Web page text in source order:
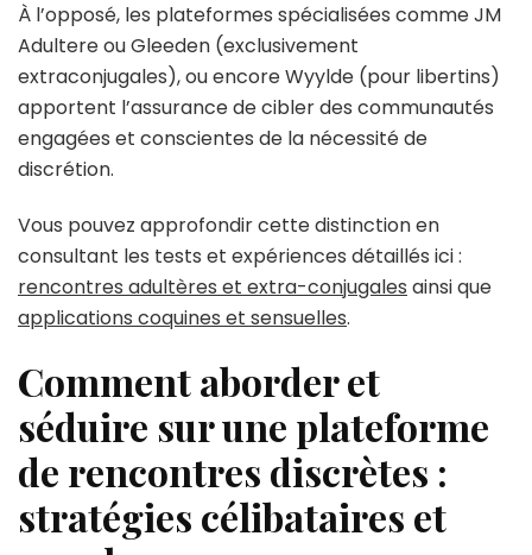
À l’opposé, les plateformes spécialisées comme JM
Adultere ou Gleeden (exclusivement
extraconjugales), ou encore Wyylde (pour libertins)
apportent l’assurance de cibler des communautés
engagées et conscientes de la nécessité de
discrétion.
Vous pouvez approfondir cette distinction en
consultant les tests et expériences détaillés ici :
rencontres adultères et extra-conjugales ainsi que
applications coquines et sensuelles.
Comment aborder et
séduire sur une plateforme
de rencontres discrètes :
stratégies célibataires et